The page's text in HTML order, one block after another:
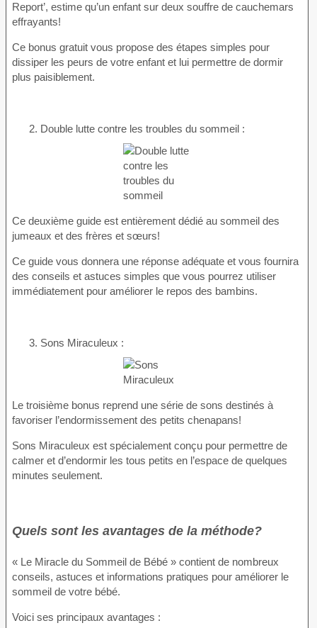
Report’, estime qu’un enfant sur deux souffre de cauchemars
effrayants!
Ce bonus gratuit vous propose des étapes simples pour
dissiper les peurs de votre enfant et lui permettre de dormir
plus paisiblement.
2. Double lutte contre les troubles du sommeil :
Ce deuxième guide est entièrement dédié au sommeil des
jumeaux et des frères et sœurs!
Ce guide vous donnera une réponse adéquate et vous fournira
des conseils et astuces simples que vous pourrez utiliser
immédiatement pour améliorer le repos des bambins.
3. Sons Miraculeux :
Le troisième bonus reprend une série de sons destinés à
favoriser l’endormissement des petits chenapans!
Sons Miraculeux est spécialement conçu pour permettre de
calmer et d’endormir les tous petits en l’espace de quelques
minutes seulement.
Quels sont les avantages de la méthode?
« Le Miracle du Sommeil de Bébé » contient de nombreux
conseils, astuces et informations pratiques pour améliorer le
sommeil de votre bébé.
Voici ses principaux avantages :